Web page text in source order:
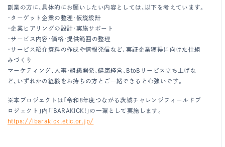
副業の方に、具体的にお願いしたい内容としては、以下を考えています。
・ターゲット企業の整理・仮説設計
・企業ヒアリングの設計・実施サポート
・サービス内容・価格・提供範囲の整理
・サービス紹介資料の作成や情報発信など、実証企業獲得に向けた仕組
みづくり
マーケティング、人事・組織開発、健康経営、BtoBサービス立ち上げな
ど、いずれかの経験をお持ちの方とご一緒できると心強いです。
※本プロジェクトは「令和8年度つながる茨城チャレンジフィールドプ
ロジェクト」内「iBARAKICK!」の一環として実施します。
https://ibarakick.etic.or.jp/